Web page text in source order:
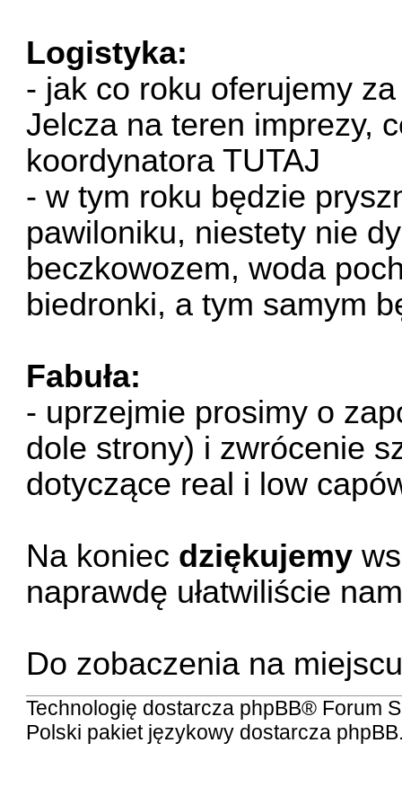
Logistyka:
- jak co roku oferujemy
Jelcza na teren imprezy,
koordynatoraTUTAJ
- w tym roku będzie
pawiloniku, niestety nie
beczkowozem, woda
biedronki, a tym samym
Fabuła:
- uprzejmie prosimy o
dole strony) i zwrócenie
dotyczące real i low
Na koniec dziękujemy
naprawdę ułatwiliście
Do zobaczenia na
Technologię dostarcza phpBB® Forum
Polski pakiet językowy dostarcza